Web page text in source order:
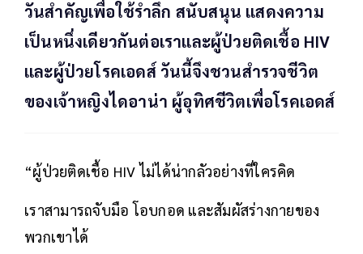
วันสำคัญเพื่อใช้รำลึก สนับสนุน แสดงความ
เป็นหนึ่งเดียวกันต่อเราและผู้ป่วยติดเชื้อ HIV
และผู้ป่วยโรคเอดส์ วันนี้จึงชวนสำรวจชีวิต
ของเจ้าหญิงไดอาน่า ผู้อุทิศชีวิตเพื่อโรคเอดส์
“ผู้ป่วยติดเชื้อ HIV ไม่ได้น่ากลัวอย่างที่ใครคิด
เราสามารถจับมือ โอบกอด และสัมผัสร่างกายของ
พวกเขาได้